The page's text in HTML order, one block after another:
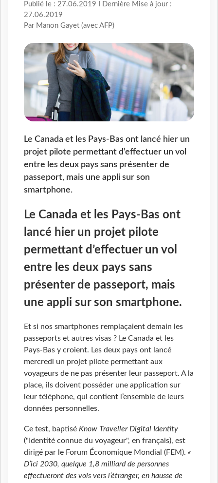
Publié le : 27.06.2019 I Dernière Mise à jour :
27.06.2019
Par Manon Gayet (avec AFP)
Le Canada et les Pays-Bas ont lancé hier un
projet pilote permettant d’effectuer un vol
entre les deux pays sans présenter de
passeport, mais une appli sur son
smartphone.
Le Canada et les Pays-Bas ont
lancé hier un projet pilote
permettant d’effectuer un vol
entre les deux pays sans
présenter de passeport, mais
une appli sur son smartphone.
Et si nos smartphones remplaçaient demain les
passeports et autres visas ? Le Canada et les
Pays-Bas y croient. Les deux pays ont lancé
mercredi un projet pilote permettant aux
voyageurs de ne pas présenter leur passeport. A la
place, ils doivent posséder une application sur
leur téléphone, qui contient l’ensemble de leurs
données personnelles.
Ce test, baptisé Know Traveller Digital Identity
("Identité connue du voyageur", en français), est
dirigé par le Forum Économique Mondial (FEM). «
D’ici 2030, quelque 1,8 milliard de personnes
effectueront des vols vers l’étranger, en hausse de